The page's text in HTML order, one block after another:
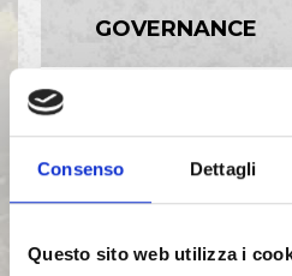
Consenso Dettagli
Questo sito web utilizza i
GOVERNANCE
CALENDARIO
EVENTI E